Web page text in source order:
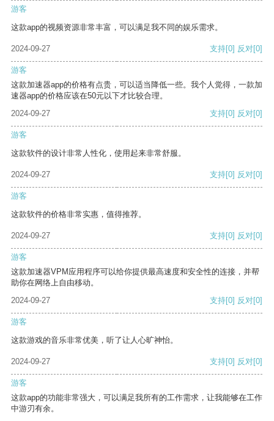
游客
这款app的视频资源非常丰富，可以满足我不同的娱乐需求。
2024-09-27 支持[0] 反对[0]
游客
这款加速器app的价格有点贵，可以适当降低一些。我个人觉得，一款加
速器app的价格应该在50元以下才比较合理。
2024-09-27
支持[0] 反对[0]
游客
这款软件的设计非常人性化，使用起来非常舒服。
2024-09-27 支持[0] 反对[0]
游客
这款软件的价格非常实惠，值得推荐。
2024-09-27 支持[0] 反对[0]
游客
这款加速器VPM应用程序可以给你提供最高速度和安全性的连接，并帮
助你在网络上自由移动。
2024-09-27
支持[0] 反对[0]
游客
这款游戏的音乐非常优美，听了让人心旷神怡。
2024-09-27 支持[0] 反对[0]
游客
这款app的功能非常强大，可以满足我所有的工作需求，让我能够在工作
中游刃有余。